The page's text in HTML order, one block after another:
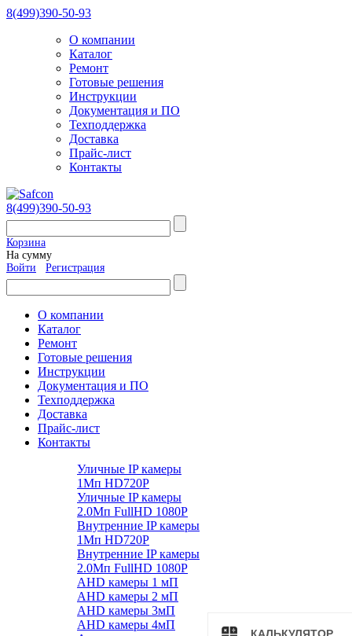
8(499)390-50-93
О компании
Каталог
Ремонт
Готовые решения
Инструкции
Документация и ПО
Техподдержка
Доставка
Прайс-лист
Контакты
8(499)390-50-93
Корзина
На сумму
Войти
Регистрация
О компании
Каталог
Ремонт
Готовые решения
Инструкции
Документация и ПО
Техподдержка
Доставка
Прайс-лист
Контакты
Уличные IP камеры
1Мп HD720P
Уличные IP камеры
2.0Мп FullHD 1080P
Внутренние IP камеры
1Мп HD720P
Внутренние IP камеры
2.0Мп FullHD 1080P
AHD камеры 1 мП
AHD камеры 2 мП
AHD камеры 3мП
AHD камеры 4мП